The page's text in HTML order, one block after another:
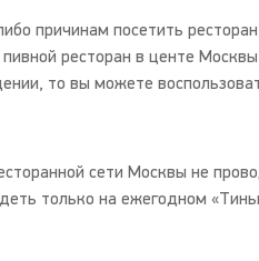
причинам посетить
ресторан в центе
то вы можете
сети Москвы не
только на ежегодном